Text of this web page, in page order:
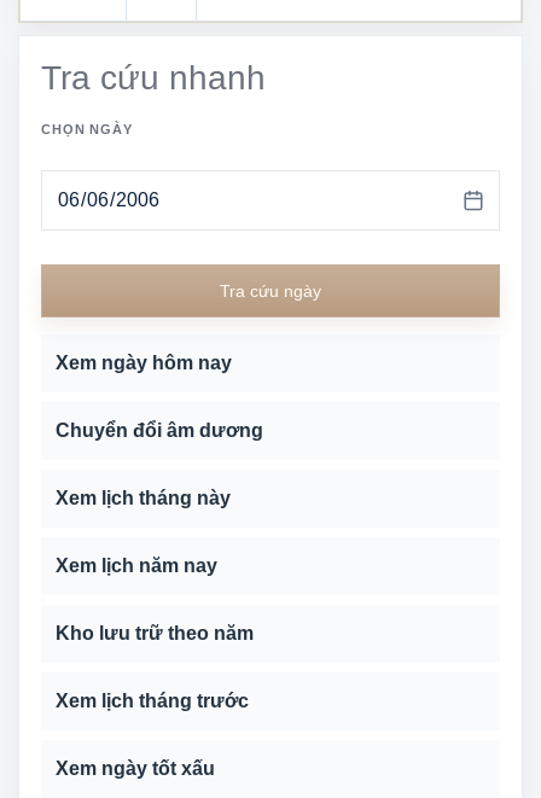
Tra cứu nhanh
CHỌN NGÀY
Tra cứu ngày
Xem ngày hôm nay
Chuyển đổi âm dương
Xem lịch tháng này
Xem lịch năm nay
Kho lưu trữ theo năm
Xem lịch tháng trước
Xem ngày tốt xấu